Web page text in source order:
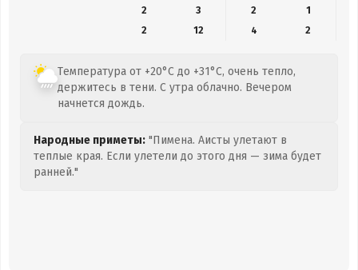
2
3 2
1
2
12 4 2
Температура от +20°C до +31°C, очень тепло,
держитесь в тени. С утра облачно. Вечером
начнется дождь.
Народные приметы: "Пимена. Аисты улетают в
теплые края. Если улетели до этого дня — зима будет
ранней."